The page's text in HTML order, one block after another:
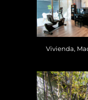
Vivienda,